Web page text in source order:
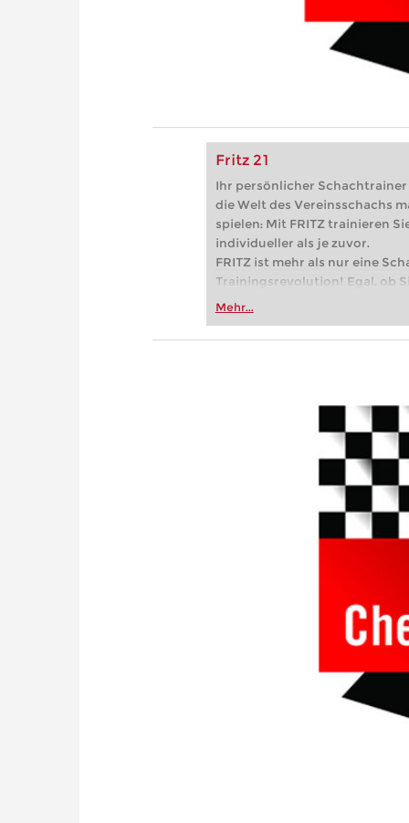
Fritz 21
Ihr persönlicher
die Welt des Vereinsschachs
spielen: Mit FRITZ trainieren
individueller als je zuvor.
FRITZ ist mehr als nur eine
Trainingsrevolution! Egal, ob
Vereinsschachs machen oder
zuvor.
Mehr...